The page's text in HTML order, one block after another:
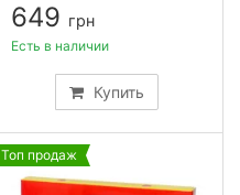
649 грн
Купить
Есть в наличии
Топ продаж